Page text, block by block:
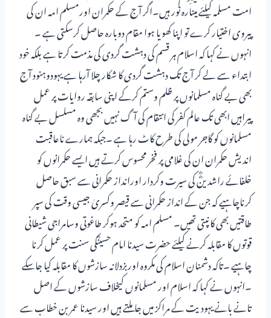
امت مسلمہ کیلئے مینارہ نور ہیں۔اگر آج کے حکمران اورمسلم امہ ان کی
پیروی اختیار کرے تو اپنا کھویا ہوا مقام دوبارہ حاصل کرسکتی ہے ۔
انہوں نے کہا کہ اسلام ہر قسم کی دہشت گردی کی مذمت کرتا ہے بلکہ خود
ابتداء سے لے کر آج تک دہشت گردی کا شکار چلا آرہا ہے یہودوہنود آج
بھی بے گناہ مسلمانوں پر ظلم وستم کرکے اپنی سابقہ روایات پر عمل
پیراہیں ابھی تک عالم کفر کی انتقام کی آگ نہیں بجھی وہ مسلسل بے گناہ
مسلمانوں کو گاجر مولی کی طرح کاٹ رہا ہے ۔جبکہ ہمارے ناعاقبت
اندیش حکمران ان کی غلامی پر فخر محسوس کرتے ہیں ایسے حکمرانوں کو
خلفائے راشدینؓؓ کی سیرت وکردار اورانداز حکمرانی سے سبق حاصل
کرناچاہیے کہ جن کے انداز حکمرانی سے قیصر وکسریٰ جیسی وقت کی سپر
طاقتیں بھی کانپتی تھیں۔ مسلم امہ کو متحد ہوکر طاغوتی وسامراجی شیطانی
قوتوں کا مقابلہ کرنے کیلئے حضرت سیدنا امام حسینؓکی سنت پر عمل کرنا
چاہیے ۔تاکہ دشمنان اسلام کی مکروہ اوربزدلانہ سازشوں کا مقابلہ کیا جاسکے
۔انہوں نے کہا کہ اسلام اور مسلمانوں کیخلاف سازشوں کے اصل
تانے بانے یہودیت کے مراکز میں جاملتے ہیں اور سیدنا عمر بن خطاب سے